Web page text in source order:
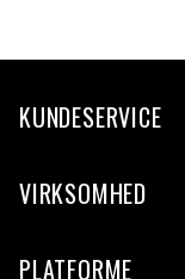
KUNDESERVICE
VIRKSOMHED
PLATFORME